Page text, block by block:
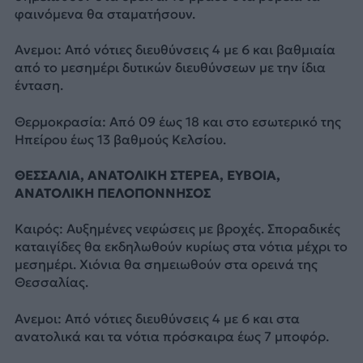
φαινόμενα θα σταματήσουν.
Ανεμοι: Από νότιες διευθύνσεις 4 με 6 και βαθμιαία
από το μεσημέρι δυτικών διευθύνσεων με την ίδια
ένταση.
Θερμοκρασία: Από 09 έως 18 και στο εσωτερικό της
Ηπείρου έως 13 βαθμούς Κελσίου.
ΘΕΣΣΑΛΙΑ, ΑΝΑΤΟΛΙΚΗ ΣΤΕΡΕΑ, ΕΥΒΟΙΑ,
ΑΝΑΤΟΛΙΚΗ ΠΕΛΟΠΟΝΝΗΣΟΣ
Καιρός: Αυξημένες νεφώσεις με βροχές. Σποραδικές
καταιγίδες θα εκδηλωθούν κυρίως στα νότια μέχρι το
μεσημέρι. Χιόνια θα σημειωθούν στα ορεινά της
Θεσσαλίας.
Ανεμοι: Από νότιες διευθύνσεις 4 με 6 και στα
ανατολικά και τα νότια πρόσκαιρα έως 7 μποφόρ.